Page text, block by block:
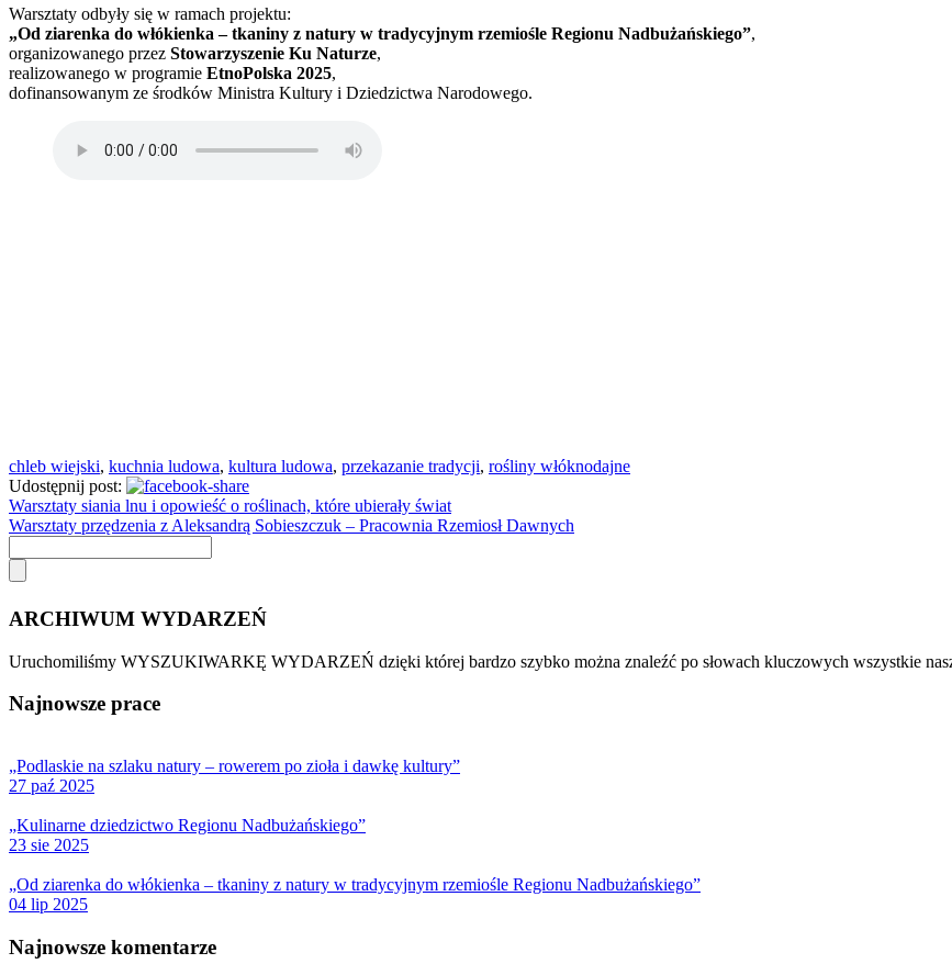
Warsztaty odbyły się w ramach projektu:
„Od ziarenka do włókienka – tkaniny z natury w tradycyjnym rzemiośle Regionu Nadbużańskiego”,
organizowanego przez Stowarzyszenie Ku Naturze,
realizowanego w programie EtnoPolska 2025,
dofinansowanym ze środków Ministra Kultury i Dziedzictwa Narodowego.
chleb wiejski, kuchnia ludowa, kultura ludowa, przekazanie tradycji, rośliny włóknodajne
Udostępnij post:
Warsztaty siania lnu i opowieść o roślinach, które ubierały świat
Warsztaty przędzenia z Aleksandrą Sobieszczuk – Pracownia Rzemiosł Dawnych
ARCHIWUM WYDARZEŃ
Uruchomiliśmy WYSZUKIWARKĘ WYDARZEŃ dzięki której bardzo szybko można znaleźć po słowach kluczowych wszystkie
Najnowsze prace
„Podlaskie na szlaku natury – rowerem po zioła i dawkę kultury”
27 paź 2025
„Kulinarne dziedzictwo Regionu Nadbużańskiego”
23 sie 2025
„Od ziarenka do włókienka – tkaniny z natury w tradycyjnym rzemiośle Regionu Nadbużańskiego”
04 lip 2025
Najnowsze komentarze